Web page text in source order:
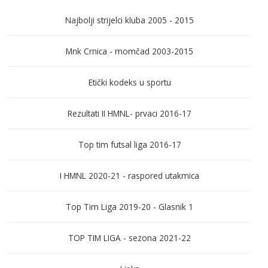
Najbolji strijelci kluba 2005 - 2015
Mnk Crnica - momčad 2003-2015
Etički kodeks u sportu
Rezultati II HMNL- prvaci 2016-17
Top tim futsal liga 2016-17
I HMNL 2020-21 - raspored utakmica
Top Tim Liga 2019-20 - Glasnik 1
TOP TIM LIGA - sezona 2021-22